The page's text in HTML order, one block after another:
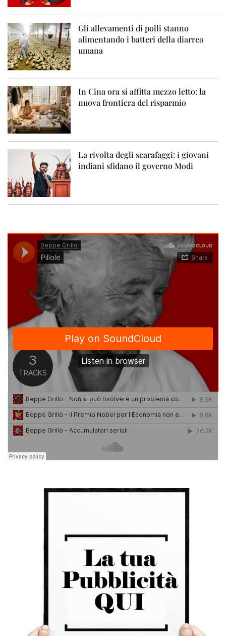
Gli allevamenti di polli stanno
alimentando i batteri della diarrea
umana
In Cina ora si affitta mezzo letto: la
nuova frontiera del risparmio
La rivolta degli scarafaggi: i giovani
indiani sfidano il governo Modi